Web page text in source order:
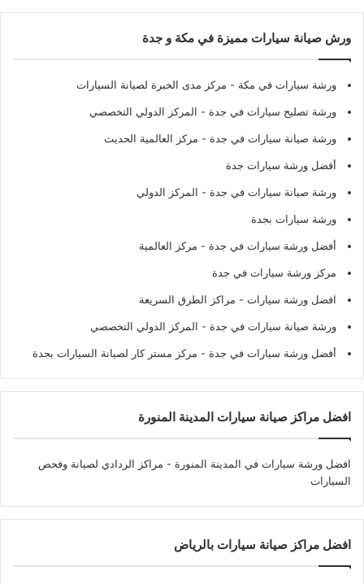
ورش صيانة سيارات مميزة في مكة و جدة
ورشة سيارات في مكة - مركز مدى الخبرة لصيانة السيارات
ورشة تصليح سيارات في جدة - المركز الدولي التخصصي
ورشة صيانة سيارات في جدة - مركز العالمية الحديث
أفضل ورشة سيارات جدة
ورشة صيانة سيارات في جدة - المركز الدولي
ورشة سيارات بجدة
أفضل ورشة سيارات في جدة - مركز العالمية
مركز ورشة سيارات في جدة
افضل ورشة سيارات - مراكز الطرق السريعة
ورشة صيانة سيارات في جدة - المركز الدولي التخصصي
أفضل ورشة سيارات في جدة - مركز مستر كار لصيانة السيارات بجدة
افضل مراكز صيانة سيارات المدينة المنورة
افضل ورشة سيارات في المدينة المنورة - مراكز الردادي لصيانة وفحص
السيارات
افضل مراكز صيانة سيارات بالرياض